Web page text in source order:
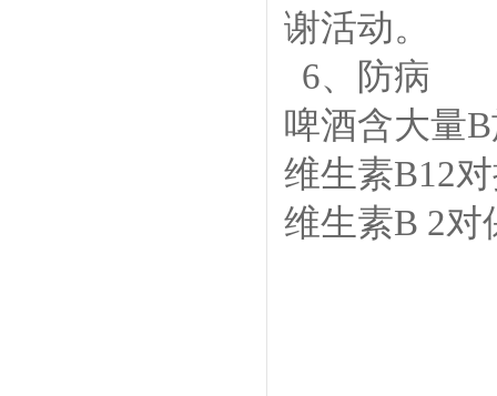
谢活动。
6、防病
啤酒含大量
维生素B12
维生素B 2对